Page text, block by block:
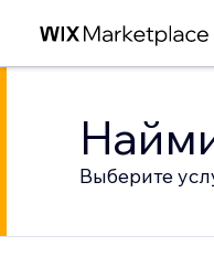
Выберите